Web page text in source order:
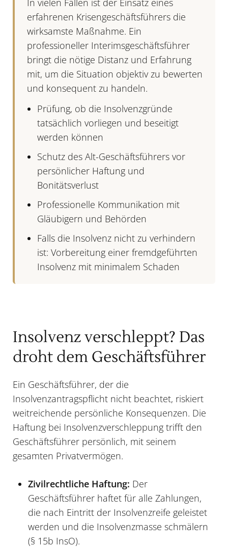
In vielen Fällen ist der Einsatz eines
erfahrenen Krisengeschäftsführers die
wirksamste Maßnahme. Ein
professioneller Interimsgeschäftsführer
bringt die nötige Distanz und Erfahrung
mit, um die Situation objektiv zu bewerten
und konsequent zu handeln.
Prüfung, ob die Insolvenzgründe
tatsächlich vorliegen und beseitigt
werden können
Schutz des Alt-Geschäftsführers vor
persönlicher Haftung und
Bonitätsverlust
Professionelle Kommunikation mit
Gläubigern und Behörden
Falls die Insolvenz nicht zu verhindern
ist: Vorbereitung einer fremdgeführten
Insolvenz mit minimalem Schaden
Insolvenz verschleppt? Das
droht dem Geschäftsführer
Ein Geschäftsführer, der die
Insolvenzantragspflicht nicht beachtet, riskiert
weitreichende persönliche Konsequenzen. Die
Haftung bei Insolvenzverschleppung trifft den
Geschäftsführer persönlich, mit seinem
gesamten Privatvermögen.
Zivilrechtliche Haftung: Der
Geschäftsführer haftet für alle Zahlungen,
die nach Eintritt der Insolvenzreife geleistet
werden und die Insolvenzmasse schmälern
(§ 15b InsO).